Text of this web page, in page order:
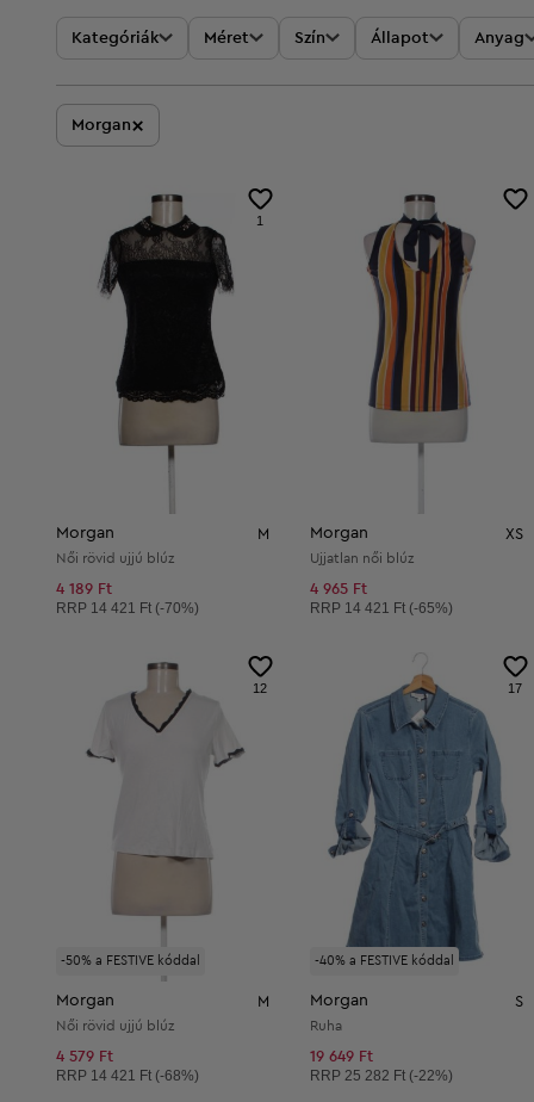
Kategóriák Méret Szín Állapot Anyag
Morgan×
1
Morgan M
Női rövid ujjú blúz
4 189 Ft
Ajánlott ár:
RRP 14 421 Ft (-70%)
Morgan XS
Ujjatlan női blúz
4 965 Ft
Ajánlott ár:
RRP 14 421 Ft (-65%)
-50% a FESTIVE kóddal
12
Morgan M
Női rövid ujjú blúz
4 579 Ft
Ajánlott ár:
RRP 14 421 Ft (-68%)
-40% a FESTIVE kóddal
17
Morgan S
Ruha
19 649 Ft
Ajánlott ár:
RRP25 282 Ft (-22%)